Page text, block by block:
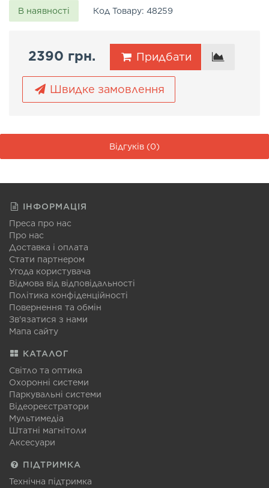
В наявності Код Товару: 48259
2390 грн. Придбати
Швидке замовлення
Відгуків (0)
ІНФОРМАЦІЯ
Преса про нас
Про нас
Доставка і оплата
Стати партнером
Угода користувача
Відмова від відповідальності
Політика конфіденційності
Повернення та обмін
Зв'язатися з нами
Мапа сайту
КАТАЛОГ
Світло та оптика
Охоронні системи
Паркувальні системи
Відеореєстратори
Мультимедіа
Штатні магнітоли
Аксесуари
ПІДТРИМКА
Технічна підтримка